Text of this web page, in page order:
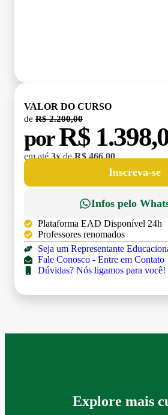
VALOR DO CURSO
de R$ 2.200,00
porR$
em até3xdeR$ 466,00
Inscreva-se
Infos pelo
Plataforma EAD Disponível 24h
Professores renomados
Seja um Representante
Fale Conosco - Entre em Contato
Dúvidas? Nós ligamos para você!
Explore mais